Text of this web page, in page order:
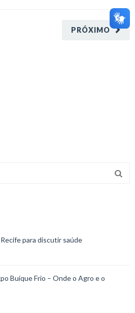
PRÓXIMO
para discutir saúde
Buíque Frio – Onde o Agro e o